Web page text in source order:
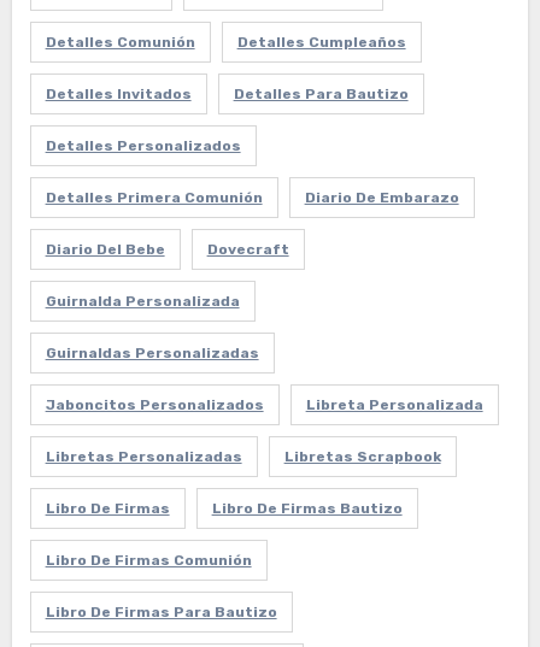
Detalles Comunión Detalles Cumpleaños
Detalles Invitados Detalles Para Bautizo
Detalles Personalizados
Detalles Primera Comunión Diario De Embarazo
Diario Del Bebe Dovecraft
Guirnalda Personalizada
Guirnaldas Personalizadas
Jaboncitos Personalizados Libreta Personalizada
Libretas Personalizadas Libretas Scrapbook
Libro De Firmas Libro De Firmas Bautizo
Libro De Firmas Comunión
Libro De Firmas Para Bautizo